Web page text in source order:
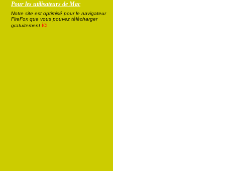
Pour les utilisateurs de Mac
Notre site est optimisé pour le navigateur
FireFox que vous pouvez télécharger
gratuitement ici